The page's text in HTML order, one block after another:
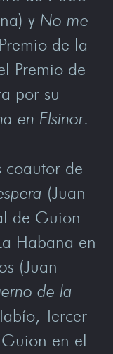
y No me
de la
Premio de
por su
en Elsinor.
coautor de
(Juan
de Guion
Habana en
(Juan
de la
Tercer
en el